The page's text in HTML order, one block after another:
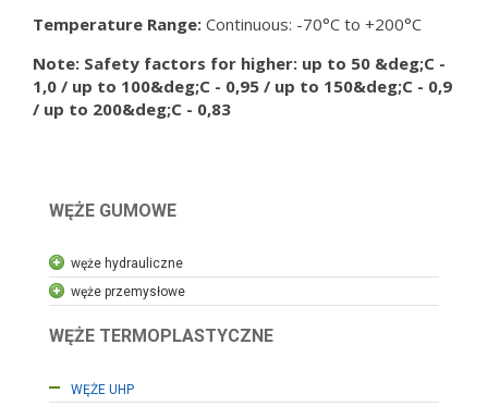
Temperature Range: Continuous: -70°C to +200°C
Note: Safety factors for higher: up to 50 &deg;C -
1,0 / up to 100&deg;C - 0,95 / up to 150&deg;C - 0,9
/ up to 200&deg;C - 0,83
WĘŻE GUMOWE
węże hydrauliczne
węże przemysłowe
WĘŻE TERMOPLASTYCZNE
węże przemysłowe
węże motoryzacyjne
przemysłowe i motoryzacyjne przewody
WĘŻE UHP